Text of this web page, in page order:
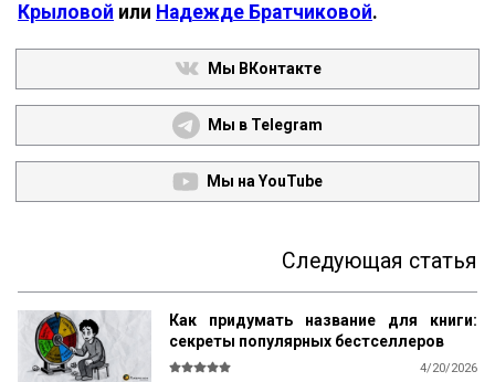
Крыловой или Надежде Братчиковой.
Мы ВКонтакте
Мы в Telegram
Мы на YouTube
Следующая статья
Как придумать название для книги:
секреты популярных бестселлеров
4/20/2026